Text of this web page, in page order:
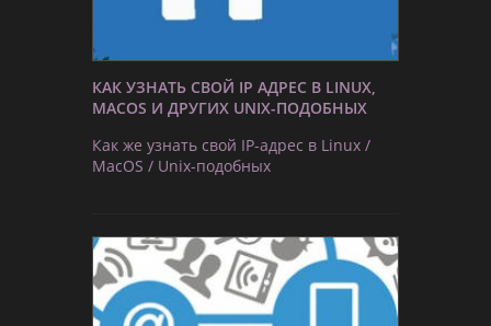
КАК УЗНАТЬ СВОЙ IP АДРЕС В LINUX,
MACOS И ДРУГИХ UNIX-ПОДОБНЫХ
Как же узнать свой IP-адрес в Linux /
MacOS / Unix-подобных